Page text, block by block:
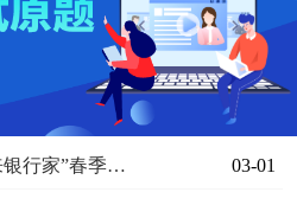
中国民生银行2021届“未来银行家”春季校园招聘 03-01